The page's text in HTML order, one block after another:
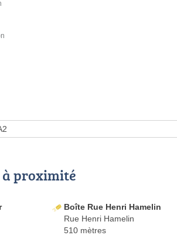
proximité
Boîte Rue Henri Hamelin
Rue Henri Hamelin
510 mètres